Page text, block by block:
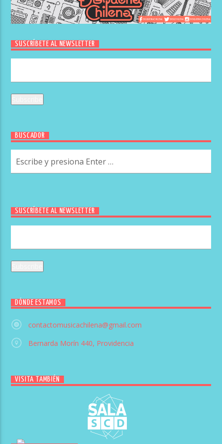
SUSCRÍBETE AL NEWSLETTER
BUSCADOR
SUSCRÍBETE AL NEWSLETTER
DÓNDE ESTAMOS
contactomusicachilena@gmail.com
Bernarda Morín 440, Providencia
VISITA TAMBIÉN